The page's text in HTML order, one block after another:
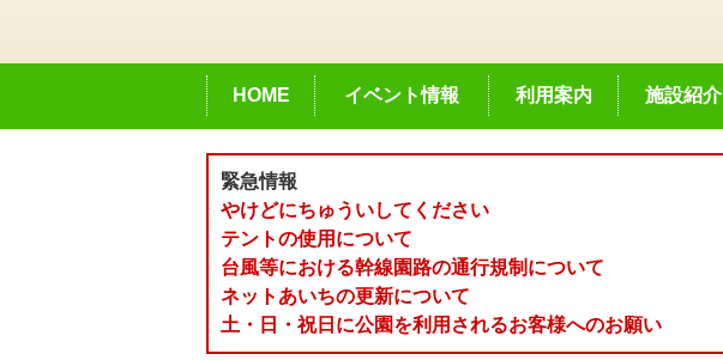
HOME イベント情報 利用案内 施設紹介
緊急情報
やけどにちゅういしてください
テントの使用について
台風等における幹線園路の通行規制について
ネットあいちの更新について
土・日・祝日に公園を利用されるお客様へのお願い